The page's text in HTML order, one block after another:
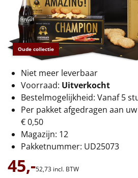
€75 tot €100
€100 en hoger
Alle kerstpakketten 2026
Thema
Origineel
Rituals
Luxe
Mannen
Oude collectie
Niet meer leverbaar
Voorraad: Uitverkocht
Bestelmogelijkheid: Vanaf 5
Per pakket afgedragen aan
€ 0,50
Magazijn: 12
Pakketnummer: UD25073
45,-52,73 incl. BTW